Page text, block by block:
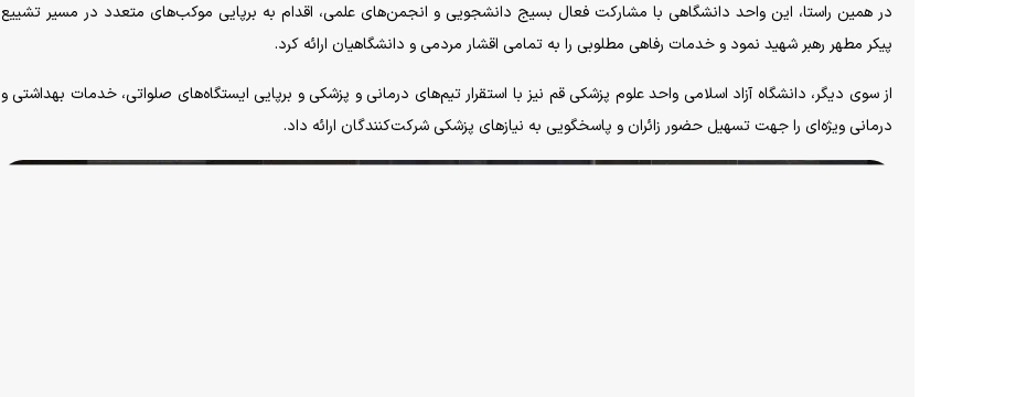
در همین راستا، این واحد دانشگاهی با مشارکت فعال بسیج دانشجویی و انجمن‌های علمی، اقدام به برپایی موکب‌های متعدد در مسیر تشییع
پیکر مطهر رهبر شهید نمود و خدمات رفاهی مطلوبی را به تمامی اقشار مردمی و دانشگاهیان ارائه کرد.
از سوی دیگر، دانشگاه آزاد اسلامی واحد علوم پزشکی قم نیز با استقرار تیم‌های درمانی و پزشکی و برپایی ایستگاه‌های صلواتی، خدمات بهداشتی و
درمانی ویژه‌ای را جهت تسهیل حضور زائران و پاسخگویی به نیاز‌های پزشکی شرکت‌کنندگان ارائه داد.